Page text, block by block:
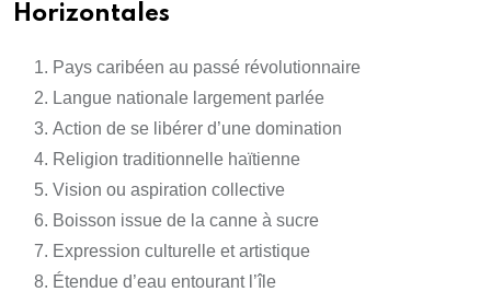
Horizontales
Pays caribéen au passé révolutionnaire
Langue nationale largement parlée
Action de se libérer d’une domination
Religion traditionnelle haïtienne
Vision ou aspiration collective
Boisson issue de la canne à sucre
Expression culturelle et artistique
Étendue d’eau entourant l’île